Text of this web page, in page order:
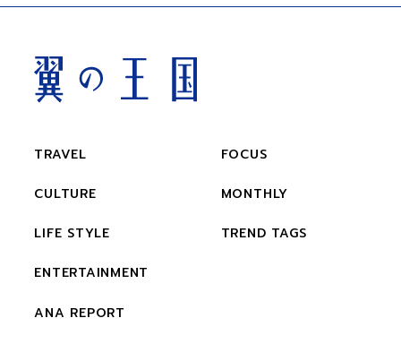
TRAVEL
CULTURE
LIFE STYLE
ENTERTAINMENT
ANA REPORT
FOCUS
MONTHLY
TREND TAGS